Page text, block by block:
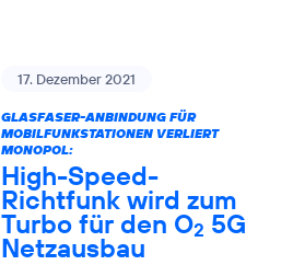
17. Dezember 2021
GLASFASER-ANBINDUNG FÜR
MOBILFUNKSTATIONEN VERLIERT
MONOPOL:
High-Speed-
Richtfunk wird zum
Turbo für den O2 5G
Netzausbau